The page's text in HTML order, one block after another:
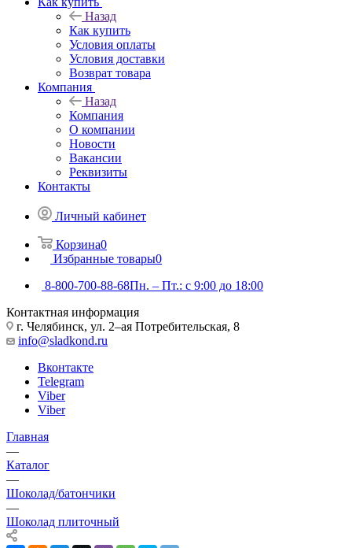
Назад
Как купить
Условия оплаты
Условия доставки
Возврат товара
Компания
Назад
Компания
О компании
Новости
Вакансии
Реквизиты
Контакты
Личный кабинет
Корзина0
Избранные товары0
8-800-700-88-68Пн. – Пт.: с 9:00 до 18:00
Контактная информация
г. Челябинск, ул. 2–ая Потребительская, 8
info@sladkond.ru
Вконтакте
Telegram
Viber
Viber
Главная
—
Каталог
—
Шоколад/батончики
—
Шоколад плиточный